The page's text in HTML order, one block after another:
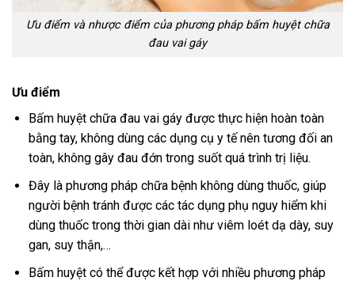
Ưu điểm và nhược điểm của phương pháp bấm huyệt chữa
đau vai gáy
Ưu điểm
Bấm huyệt chữa đau vai gáy được thực hiện hoàn toàn
bằng tay, không dùng các dụng cụ y tế nên tương đối an
toàn, không gây đau đớn trong suốt quá trình trị liệu.
Đây là phương pháp chữa bệnh không dùng thuốc, giúp
người bệnh tránh được các tác dụng phụ nguy hiểm khi
dùng thuốc trong thời gian dài như viêm loét dạ dày, suy
gan, suy thận,…
Bấm huyệt có thể được kết hợp với nhiều phương pháp